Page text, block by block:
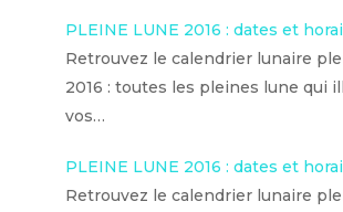
PLEINE LUNE 2016 : dates et
Retrouvez le calendrier lunaire
2016 : toutes les pleines lune qui
vos…
PLEINE LUNE 2016 : dates et
Retrouvez le calendrier lunaire